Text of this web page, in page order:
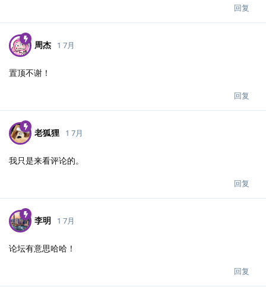
回复
周杰 1 7月
置顶不谢！
回复
老狐狸 1 7月
我只是来看评论的。
回复
李明 1 7月
论坛有意思哈哈！
回复